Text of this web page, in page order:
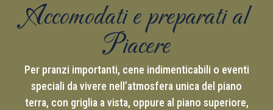
Accomodati e preparati al
Piacere
Per pranzi importanti, cene indimenticabili o eventi
speciali da vivere nell’atmosfera unica del piano
terra, con griglia a vista, oppure al piano superiore,